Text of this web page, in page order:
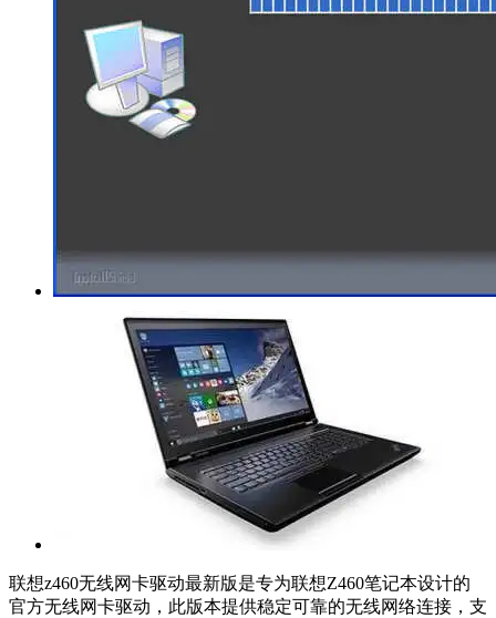
联想z460无线网卡驱动最新版是专为联想Z460笔记本设计的
官方无线网卡驱动，此版本提供稳定可靠的无线网络连接，支